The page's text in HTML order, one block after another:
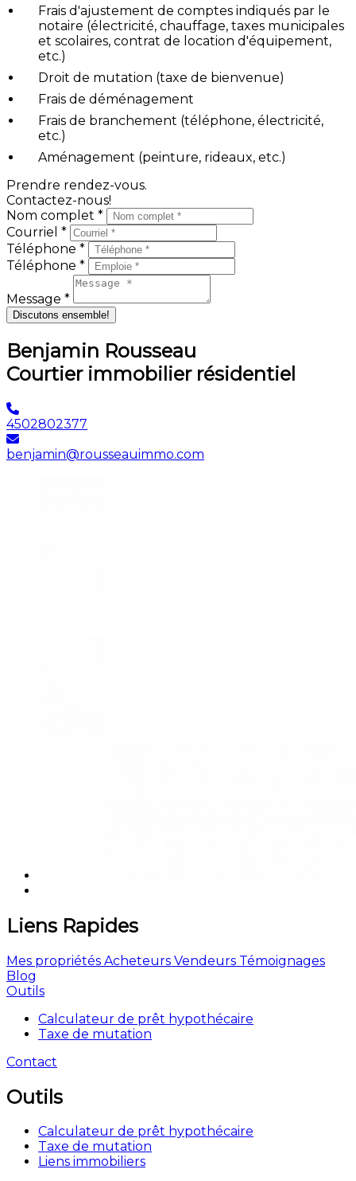
Frais d'ajustement de comptes indiqués par le
notaire (électricité, chauffage, taxes municipales
et scolaires, contrat de location d'équipement,
etc.)
Droit de mutation (taxe de bienvenue)
Frais de déménagement
Frais de branchement (téléphone, électricité,
etc.)
Aménagement (peinture, rideaux, etc.)
Prendre rendez-vous.
Contactez-nous!
Nom complet *
Courriel *
Téléphone *
Téléphone *
Message *
Discutons ensemble!
Benjamin Rousseau
Courtier immobilier résidentiel
4502802377
benjamin@rousseauimmo.com
Liens Rapides
Mes propriétés Acheteurs Vendeurs Témoignages
Blog
Outils
Calculateur de prêt hypothécaire
Taxe de mutation
Contact
Outils
Calculateur de prêt hypothécaire
Taxe de mutation
Liens immobiliers